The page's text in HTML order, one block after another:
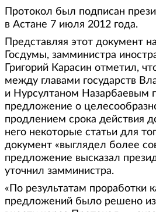
Протокол был подписан
в Астане 7 июля 2012 года.
Представляя этот документ
Госдумы, замминистра
Григорий Карасин отметил,
между главами государств
и Нурсултаном Назарбаевым
предложение о
продлением срока действия
него некоторые статьи для
документ «выглядел более
предложение высказал
уточнил замминистра.
«По результатам проработки
предложений было решено